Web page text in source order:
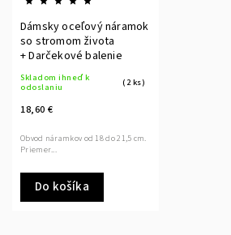
Dámsky oceľový náramok
so stromom života
+ Darčekové balenie
Skladom ihneď k
odoslaniu
(2 ks)
18,60 €
Do košíka
Obvod náramkov od 18 do 21,5 cm.
Priemer...